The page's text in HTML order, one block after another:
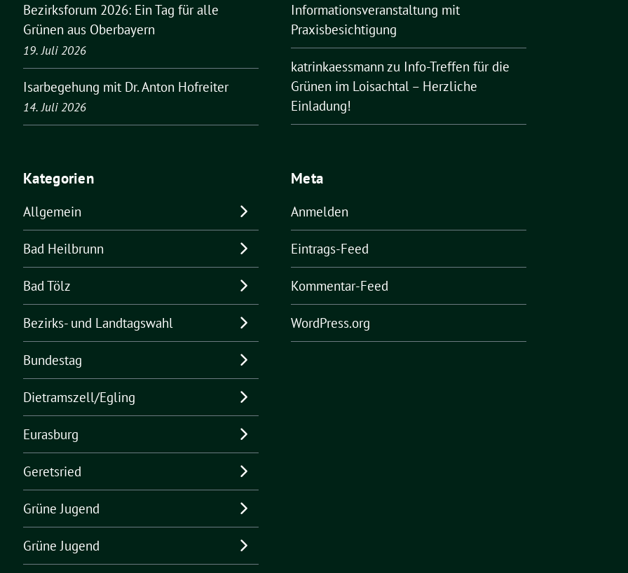
Bezirksforum 2026: Ein Tag für alle
Grünen aus Oberbayern
19. Juli 2026
Isarbegehung mit Dr. Anton Hofreiter
14. Juli 2026
Informationsveranstaltung mit
Praxisbesichtigung
katrinkaessmann zu Info-Treffen für die
Grünen im Loisachtal – Herzliche
Einladung!
Kategorien
Allgemein
Bad Heilbrunn
Bad Tölz
Bezirks- und Landtagswahl
Bundestag
Dietramszell/Egling
Eurasburg
Geretsried
Grüne Jugend
Grüne Jugend
Meta
Anmelden
Eintrags-Feed
Kommentar-Feed
WordPress.org